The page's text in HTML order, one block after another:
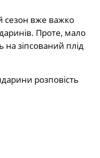
сезон вже важко
Проте, мало
на зіпсований плід
розповість